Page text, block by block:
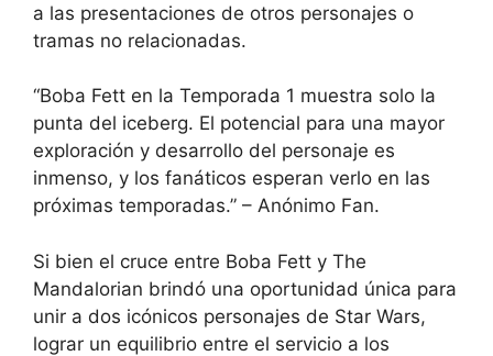
a las presentaciones de otros personajes o
tramas no relacionadas.
“Boba Fett en la Temporada 1 muestra solo la
punta del iceberg. El potencial para una mayor
exploración y desarrollo del personaje es
inmenso, y los fanáticos esperan verlo en las
próximas temporadas.” – Anónimo Fan.
Si bien el cruce entre Boba Fett y The
Mandalorian brindó una oportunidad única para
unir a dos icónicos personajes de Star Wars,
lograr un equilibrio entre el servicio a los